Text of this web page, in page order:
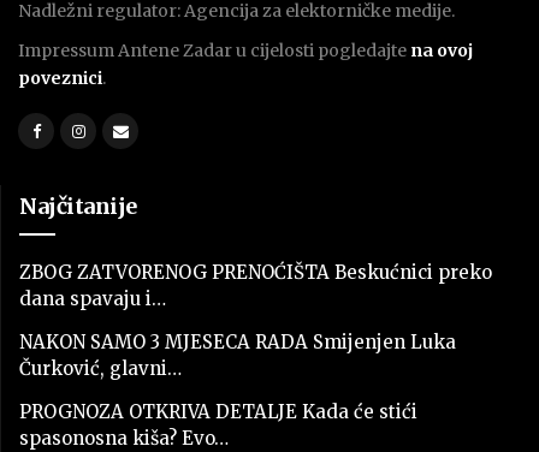
Nadležni regulator: Agencija za elektorničke medije.
Impressum Antene Zadar u cijelosti pogledajte na ovoj
poveznici.
Najčitanije
ZBOG ZATVORENOG PRENOĆIŠTA Beskućnici preko
dana spavaju i…
NAKON SAMO 3 MJESECA RADA Smijenjen Luka
Čurković, glavni…
PROGNOZA OTKRIVA DETALJE Kada će stići
spasonosna kiša? Evo…